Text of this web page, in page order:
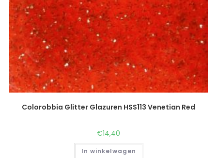
Colorobbia Glitter Glazuren HSS113 Venetian Red
€14,40
In winkelwagen